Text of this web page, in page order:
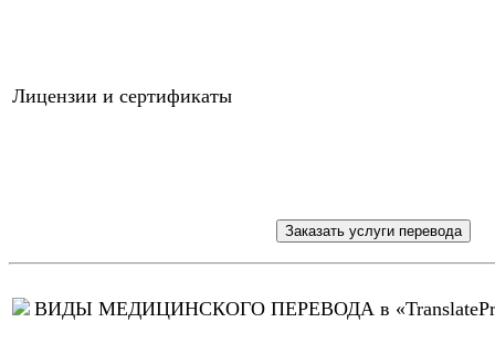
Лицензии и сертификаты
ВИДЫ МЕДИЦИНСКОГО ПЕРЕВОДА в